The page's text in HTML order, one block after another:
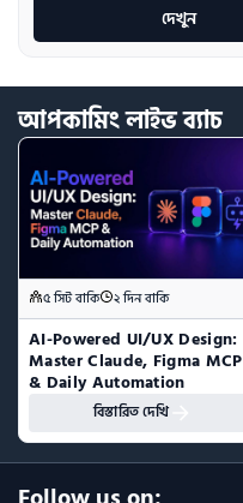
দেখুন
আপকামিংলাইভব্যাচ
৫ সিট বাকি ২ দিন বাকি
AI-Powered UI/UX Design:
Master Claude, Figma MCP
& Daily Automation
বিস্তারিত দেখি